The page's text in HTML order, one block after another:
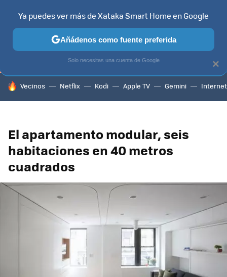
TELEVISORES CONTENIDOS SMART TV SELECCIÓN
HOY SE HABLA DE
Vecinos Netflix Kodi Apple TV Gemini Internet
El apartamento modular, seis
habitaciones en 40 metros
cuadrados
×
Ya puedes ver más de Xataka Smart Home en Google
Añádenos como fuente preferida
Solo necesitas una cuenta de Google